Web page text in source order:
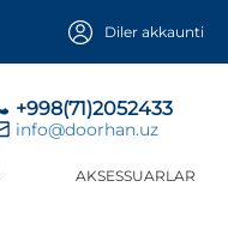
Diler akkaunti
+998(71)2052433
info@doorhan.uz
AKSESSUARLAR